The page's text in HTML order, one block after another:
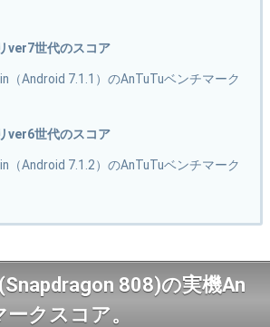
ver7世代のスコア
（Android 7.1.1）のAnTuTuベンチマーク
ver6世代のスコア
（Android 7.1.2）のAnTuTuベンチマーク
808)の実機An
クスコア。